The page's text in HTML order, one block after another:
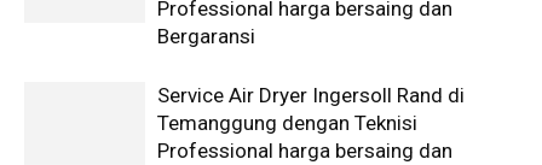
Professional harga bersaing dan
Bergaransi
Service Air Dryer Ingersoll Rand di
Temanggung dengan Teknisi
Professional harga bersaing dan